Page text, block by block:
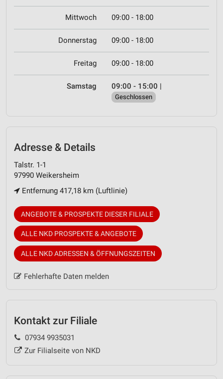
Mittwoch 09:00 - 18:00
Donnerstag 09:00 - 18:00
Freitag 09:00 - 18:00
Samstag 09:00 - 15:00 |
Geschlossen
Adresse & Details
Talstr. 1-1
97990 Weikersheim
Entfernung 417,18 km (Luftlinie)
ANGEBOTE & PROSPEKTE DIESER FILIALE
ALLE NKD PROSPEKTE & ANGEBOTE
ALLE NKD ADRESSEN & ÖFFNUNGSZEITEN
Fehlerhafte Daten melden
Kontakt zur Filiale
07934 9935031
Zur Filialseite von NKD